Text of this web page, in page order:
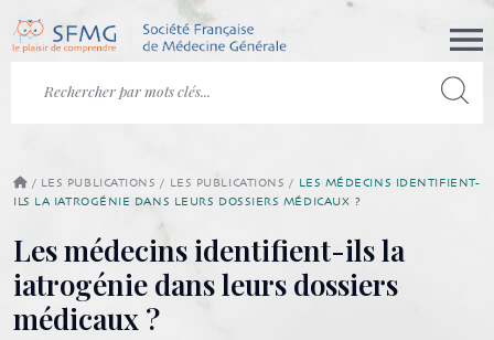
/ LES PUBLICATIONS / LES PUBLICATIONS / LES MÉDECINS IDENTIFIENT-
ILS LA IATROGÉNIE DANS LEURS DOSSIERS MÉDICAUX ?
Les médecins identifient-ils la
iatrogénie dans leurs dossiers
médicaux ?